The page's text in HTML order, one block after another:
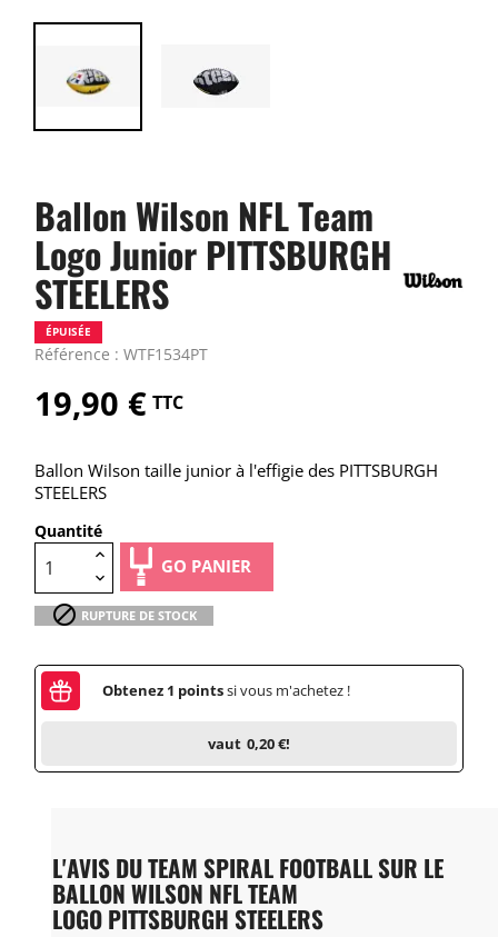
Ballon Wilson NFL Team
Logo Junior PITTSBURGH
STEELERS
Référence : WTF1534PT
ÉPUISÉE
19,90 € TTC
Ballon Wilson taille junior à l'effigie des PITTSBURGH
STEELERS
Quantité
GO PANIER
 RUPTURE DE STOCK
Obtenez 1 pointssi vous m'achetez !
vaut 0,20 €!
L'AVIS DU TEAM SPIRAL FOOTBALL SUR LE
BALLON WILSON NFL TEAM
LOGO PITTSBURGH STEELERS